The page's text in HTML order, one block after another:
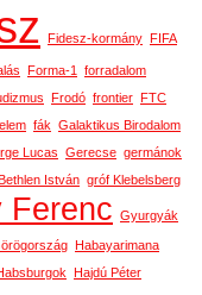
Fidesz-kormány FIFA
Forma-1
forradalom
Frodó frontier FTC
fák Galaktikus Birodalom
Lucas Gerecse germánok
István gróf Klebelsberg
Ferenc Gyurgyák
Habayarimana
Hajdú Péter